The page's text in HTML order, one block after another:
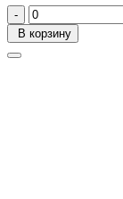
-
В корзину